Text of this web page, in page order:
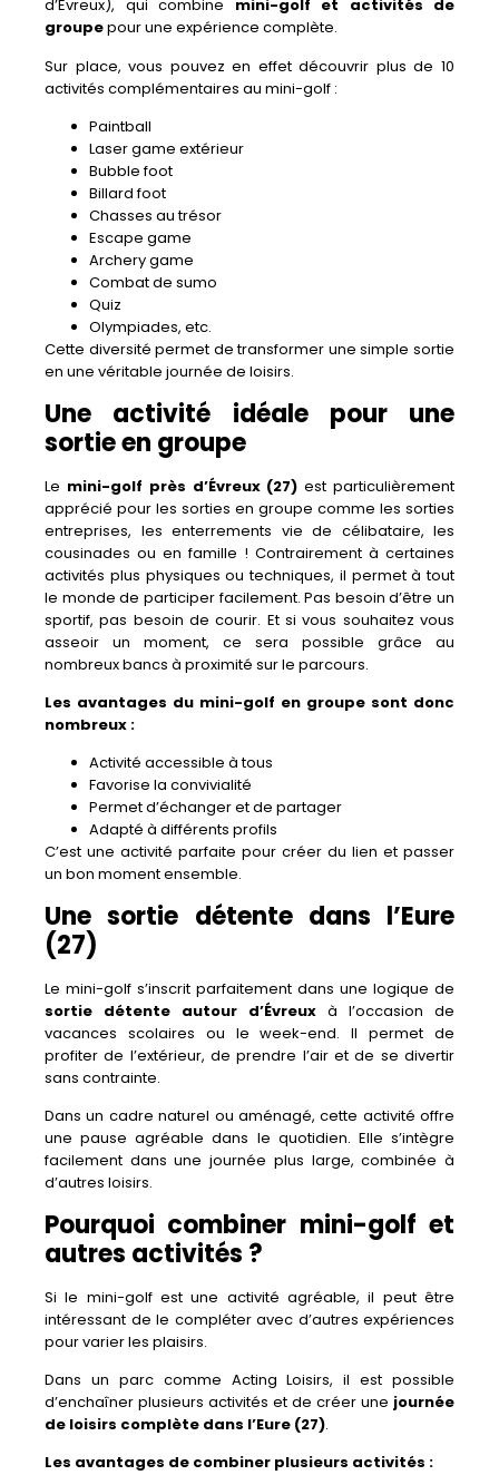
d’Evreux), qui combine mini-golf et activités de
groupepour une expérience complète.
Sur place, vous pouvez en effet découvrir plus de 10
activités complémentaires au mini-golf :
Paintball
Laser game extérieur
Bubble foot
Billard foot
Chasses au trésor
Escape game
Archery game
Combat de sumo
Quiz
Olympiades, etc.
Cette diversité permet de transformer une simple sortie
en une véritable journée de loisirs.
Une activité idéale pour une
sortie en groupe
Le mini-golf près d’Évreux (27) est particulièrement
apprécié pour les sorties en groupe comme les sorties
entreprises, les enterrements vie de célibataire, les
cousinades ou en famille ! Contrairement à certaines
activités plus physiques ou techniques, il permet à tout
le monde de participer facilement. Pas besoin d’être un
sportif, pas besoin de courir. Et si vous souhaitez vous
asseoir un moment, ce sera possible grâce au
nombreux bancs à proximité sur le parcours.
Les avantages du mini-golf en groupe sont donc
nombreux :
Activité accessible à tous
Favorise la convivialité
Permet d’échanger et de partager
Adapté à différents profils
C’est une activité parfaite pour créer du lien et passer
un bon moment ensemble.
Une sortie détente dans l’Eure
(27)
Le mini-golf s’inscrit parfaitement dans une logique de
sortie détente autour d’Évreux à l’occasion de
vacances scolaires ou le week-end. Il permet de
profiter de l’extérieur, de prendre l’air et de se divertir
sans contrainte.
Dans un cadre naturel ou aménagé, cette activité offre
une pause agréable dans le quotidien. Elle s’intègre
facilement dans une journée plus large, combinée à
d’autres loisirs.
Pourquoi combiner mini-golf et
autres activités ?
Si le mini-golf est une activité agréable, il peut être
intéressant de le compléter avec d’autres expériences
pour varier les plaisirs.
Dans un parc comme Acting Loisirs, il est possible
d’enchaîner plusieurs activités et de créer une journée
de loisirs complète dans l’Eure (27).
Les avantages de combiner plusieurs activités :